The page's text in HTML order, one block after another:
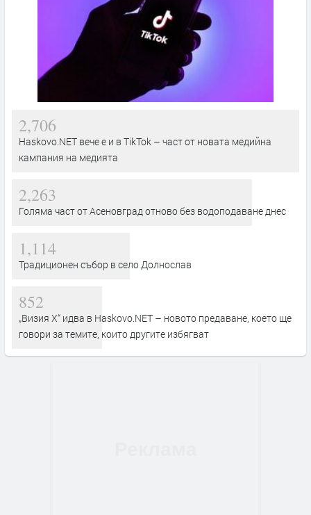
2,706
Haskovo.NET вече е и в TikTok – част от новата медийна
кампания на медията
2,263
Голяма част от Асеновград отново без водоподаване днес
1,114
Традиционен събор в село Долнослав
852
„Визия Х“ идва в Haskovo.NET – новото предаване, което ще
говори за темите, които другите избягват